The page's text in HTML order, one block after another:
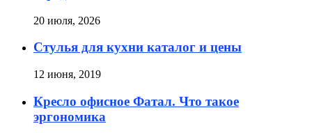
20 июля, 2026
Стулья для кухни каталог и цены
12 июня, 2019
Кресло офисное Фатал. Что такое
эргономика